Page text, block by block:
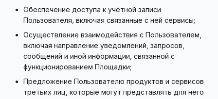
Обеспечение доступа к учётной записи
Пользователя, включая связанные с ней сервисы;
Осуществление взаимодействия с Пользователем,
включая направление уведомлений, запросов,
сообщений и иной информации, связанной с
функционированием Площадки;
Предложение Пользователю продуктов и сервисов
третьих лиц, которые могут представлять для него